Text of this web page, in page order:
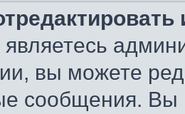
вы можете
сообщения. Вы